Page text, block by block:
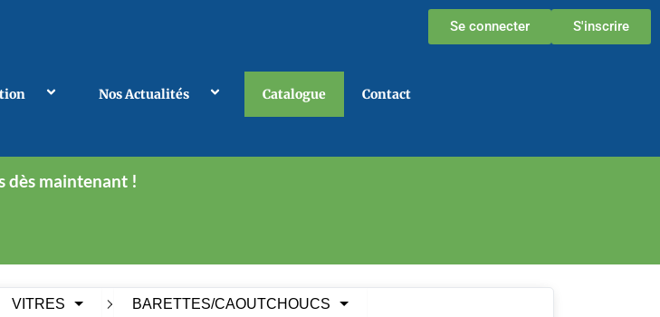
S'inscrire
Se connecter
Nos Actualités Catalogue Contact
dès maintenant !
VITRES
BARETTES/CAOUTCHOUCS